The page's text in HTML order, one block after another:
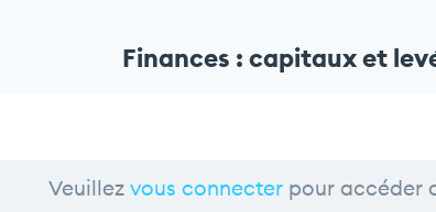
Finances : capitaux et
Veuillez vous connecter pour accéder